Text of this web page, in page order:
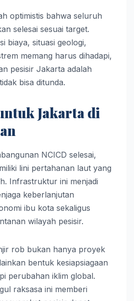
optimistis bahwa seluruh
selesai sesuai target.
biaya, situasi geologi,
memang harus dihadapi,
pesisir Jakarta adalah
bisa ditunda.
Jakarta di
NCICD selesai,
lini pertahanan laut yang
Infrastruktur ini menjadi
keberlanjutan
ibu kota sekaligus
wilayah pesisir.
rob bukan hanya proyek
bentuk kesiapsiagaan
perubahan iklim global.
raksasa ini memberi